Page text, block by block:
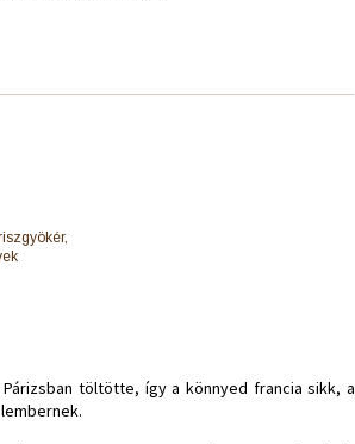
töltötte, így a könnyed francia sikk, a